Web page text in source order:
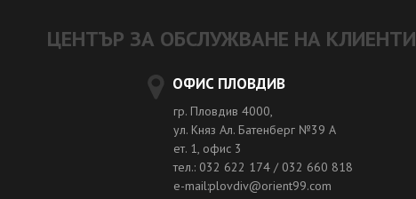
ЦЕНТЪР ЗА ОБСЛУЖВАНЕ НА КЛИЕНТИ
ОФИС ПЛОВДИВ
гр. Пловдив 4000,
ул. Княз Ал. Батенберг №39 A
ет. 1, офис 3
тел.: 032 622 174 / 032 660 818
e-mail:plovdiv@orient99.com